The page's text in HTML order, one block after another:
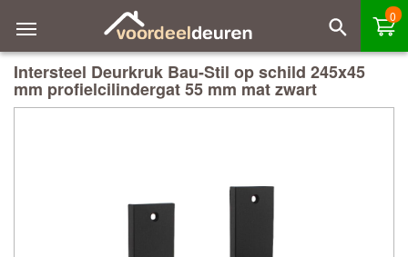
0
Intersteel Deurkruk Bau-Stil op schild 245x45
mm profielcilindergat 55 mm mat zwart